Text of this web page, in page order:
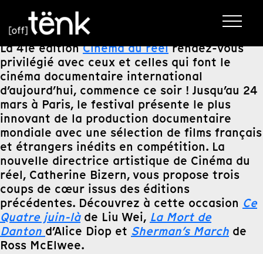
La 41e éditionCinéma du réelrendez-vous
privilégié avec ceux et celles qui font le
cinéma documentaire international
d’aujourd’hui, commence ce soir ! Jusqu’au 24
mars à Paris, le festival présente le plus
innovant de la production documentaire
mondiale avec une sélection de films français
et étrangers inédits en compétition. La
nouvelle directrice artistique de Cinéma du
réel, Catherine Bizern, vous propose trois
coups de cœur issus des éditions
précédentes. Découvrez à cette occasion Ce
Quatre juin-là de Liu Wei, La Mort de
Danton d’Alice Diop et Sherman’s March de
Ross McElwee.